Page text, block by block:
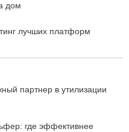
дом
лучших платформ
партнер в утилизации
где эффективнее